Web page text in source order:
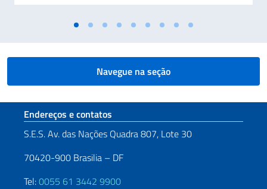
Navegue na seção
Seção de rodapé
Endereços e contatos
S.E.S. Av. das Nações Quadra 807, Lote 30
70420-900 Brasilia – DF
Tel:0055 61 3442 9900